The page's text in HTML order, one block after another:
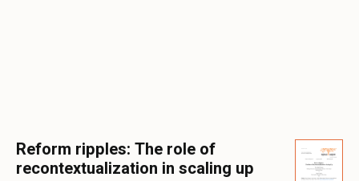
Reform ripples: The role of
recontextualization in scaling up